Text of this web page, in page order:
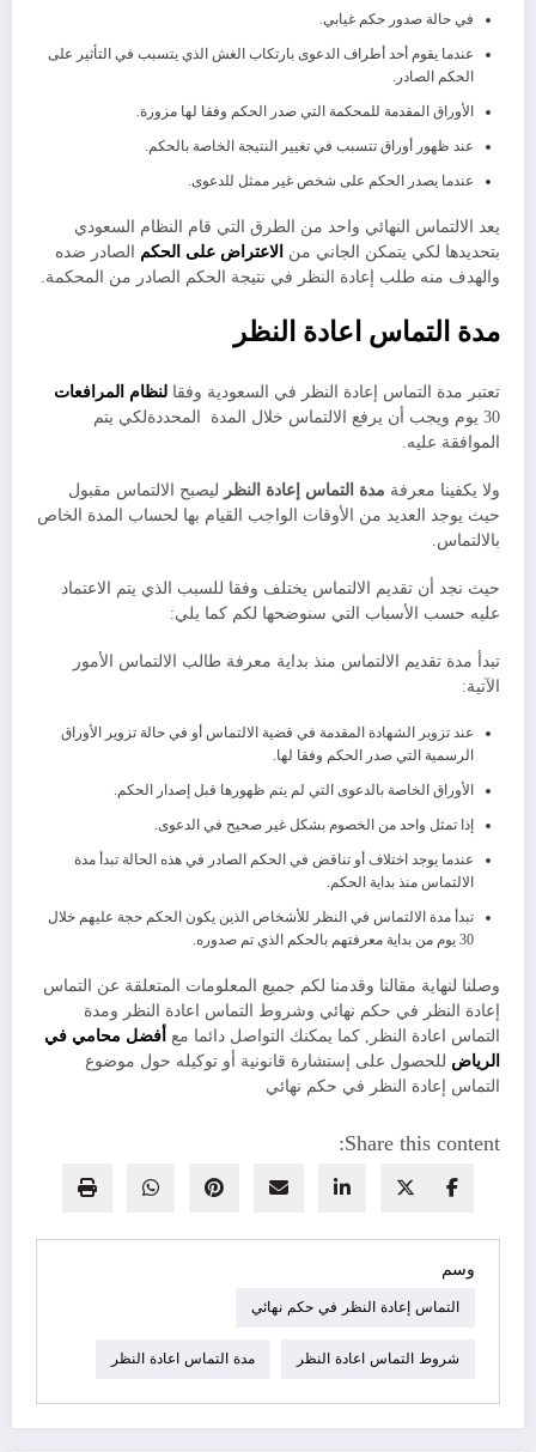
في حالة صدور حكم غيابي.
عندما يقوم أحد أطراف الدعوى بارتكاب الغش الذي يتسبب في التأثير على
الحكم الصادر.
الأوراق المقدمة للمحكمة التي صدر الحكم وفقا لها مزورة.
عند ظهور أوراق تتسبب في تغيير النتيجة الخاصة بالحكم.
عندما يصدر الحكم على شخص غير ممثل للدعوى.
يعد الالتماس النهائي واحد من الطرق التي قام النظام السعودي
بتحديدها لكي يتمكن الجاني من الاعتراض على الحكم الصادر ضده
والهدف منه طلب إعادة النظر في نتيجة الحكم الصادر من المحكمة.
مدة التماس اعادة النظر
تعتبر مدة التماس إعادة النظر في السعودية وفقا لنظام المرافعات
30 يوم ويجب أن يرفع الالتماس خلال المدة المحددةلكي يتم
الموافقة عليه.
ولا يكفينا معرفة مدة التماس إعادة النظر ليصبح الالتماس مقبول
حيث يوجد العديد من الأوقات الواجب القيام بها لحساب المدة الخاص
بالالتماس.
حيث نجد أن تقديم الالتماس يختلف وفقا للسبب الذي يتم الاعتماد
عليه حسب الأسباب التي سنوضحها لكم كما يلي:
تبدأ مدة تقديم الالتماس منذ بداية معرفة طالب الالتماس الأمور
الآتية:
عند تزوير الشهادة المقدمة في قضية الالتماس أو في حالة تزوير الأوراق
الرسمية التي صدر الحكم وفقا لها.
الأوراق الخاصة بالدعوى التي لم يتم ظهورها قبل إصدار الحكم.
إذا تمثل واحد من الخصوم بشكل غير صحيح في الدعوى.
عندما يوجد اختلاف أو تناقض في الحكم الصادر في هذه الحالة تبدأ مدة
الالتماس منذ بداية الحكم.
تبدأ مدة الالتماس في النظر للأشخاص الذين يكون الحكم حجة عليهم خلال
30 يوم من بداية معرفتهم بالحكم الذي تم صدوره.
وصلنا لنهاية مقالنا وقدمنا لكم جميع المعلومات المتعلقة عن التماس
إعادة النظر في حكم نهائي وشروط التماس اعادة النظر ومدة
التماس اعادة النظر, كما يمكنك التواصل دائما مع أفضل محامي في
الرياض للحصول على إستشارة قانونية أو توكيله حول موضوع
التماس إعادة النظر في حكم نهائي
Share this content:
وسم
التماس إعادة النظر في حكم نهائي
شروط التماس اعادة النظر مدة التماس اعادة النظر